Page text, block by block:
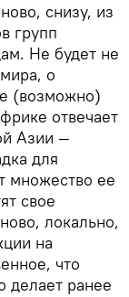
снизу, из
групп
Не будет не
о
(возможно)
отвечает
Азии —
для
множество ее
свое
локально,
на
что
делает ранее